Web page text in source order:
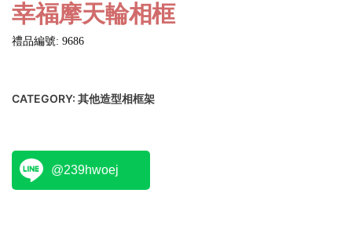
幸福摩天輪相框
禮品編號: 9686
CATEGORY: 其他造型相框架
@239hwoej